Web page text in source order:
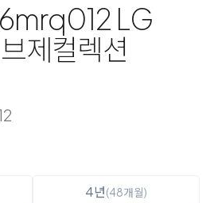
LG
제컬렉션
4년(48개월)